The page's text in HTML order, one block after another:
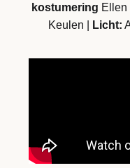
kostumering Ellen
Keulen |
Licht: